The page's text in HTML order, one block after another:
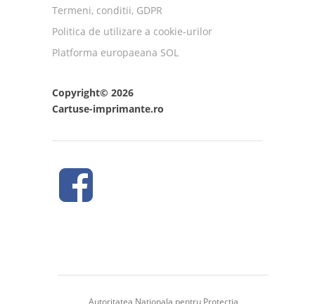
Termeni, conditii, GDPR
Politica de utilizare a cookie-urilor
Platforma europaeana SOL
Copyright© 2026
Cartuse-imprimante.ro
Autoritatea Nationala pentru Protectia